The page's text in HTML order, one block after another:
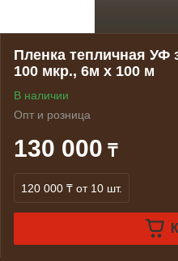
Пленка тепличная УФ
100 мкр., 6м х 100 м
В наличии
Опт и розница
130 000 ₸
120 000 ₸ от 10 шт.